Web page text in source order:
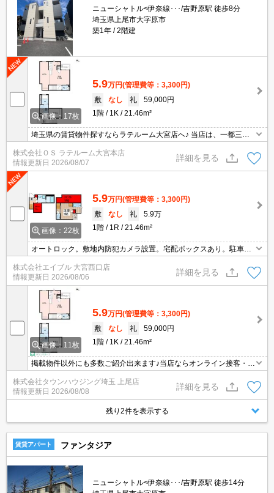
ニューシャトル<伊奈線･･･/吉野原駅 徒歩8分
埼玉県上尾市大字原市
築1年
2階建
画像：17枚
5.9万円(管理費等：3,300円)
敷
なし 礼
59,000円
1階
1K 21.46m²
埼玉県の賃貸物件探すならラテルーム大宮店へ♪ 当店は、一都三県
の中でも埼玉県に特化しておりますので、納得のお部屋探しが提供
可能！インターネット上に公開されてない物件多数取扱っておりま
す。初期費用のキャンペーン物件も御座いまして、お支払いは分割
支払いも対応しております。 ※当物件は、仲介手数料のご負担0円
株式会社ＯＳ ラテルーム大宮本店
情報更新日 2026/08/07
詳細を見る
画像：22枚
5.9万円(管理費等：3,300円)
敷
なし 礼
5.9万
1階
1R 21.46m²
オートロック。敷地内防犯カメラ設置。宅配ボックスあり。駐車場
セット契約。インターネットWi-Fi無料。浴室乾燥機、室内物干し付
きで雨の日も安心です。シャワー付独立洗面台。ウォークインクロ
ーゼット付き。
株式会社エイブル 大宮西口店
情報更新日 2026/08/06
詳細を見る
画像：11枚
5.9万円(管理費等：3,300円)
敷
なし 礼
59,000円
1階
1K 21.46m²
掲載物件以外にも多数ご紹介出来ます♪当店ならオンライン接客・内
見可能です！メールでのお問い合わせの際は、電話番号も記載頂き
ますとスムーズに御対応できます♪
株式会社タウンハウジング埼玉 上尾店
情報更新日 2026/08/08
詳細を見る
残り2件を表示する
賃貸アパート ファンタジア
ニューシャトル<伊奈線･･･/吉野原駅 徒歩14分